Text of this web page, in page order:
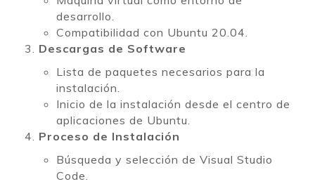
desarrollo.
Compatibilidad con Ubuntu 20.04.
Descargas de Software
Lista de paquetes necesarios para la
instalación.
Inicio de la instalación desde el centro de
aplicaciones de Ubuntu.
Proceso de Instalación
Búsqueda y selección de Visual Studio
Code.